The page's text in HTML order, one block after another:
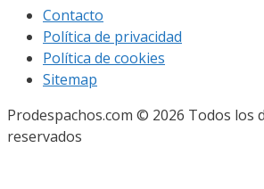
Contacto
Política de privacidad
Política de cookies
Sitemap
Prodespachos.com © 2026 Todos los
reservados